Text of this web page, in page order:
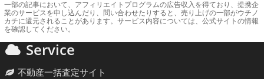
一部の記事において、アフィリエイトプログラムの広告収入を得ており、提携企
業のサービスを申し込んだり、問い合わせたりすると、売り上げの一部がウチノ
カチに還元されることがあります。サービス内容については、公式サイトの情報
を確認してください。
Service
不動産一括査定サイト